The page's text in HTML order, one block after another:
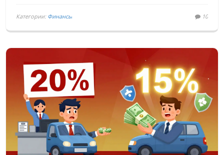
Категории: Финансы 10